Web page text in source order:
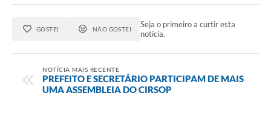
GOSTEI NÃO GOSTEI
Seja o primeiro a curtir esta
notícia.
NOTÍCIA MAIS RECENTE
PREFEITO E SECRETÁRIO PARTICIPAM DE MAIS
UMA ASSEMBLEIA DO CIRSOP